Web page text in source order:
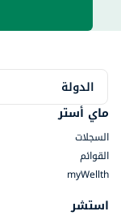
الدولة
ماي أستر
السجلات
القوائم
myWellth
استشر